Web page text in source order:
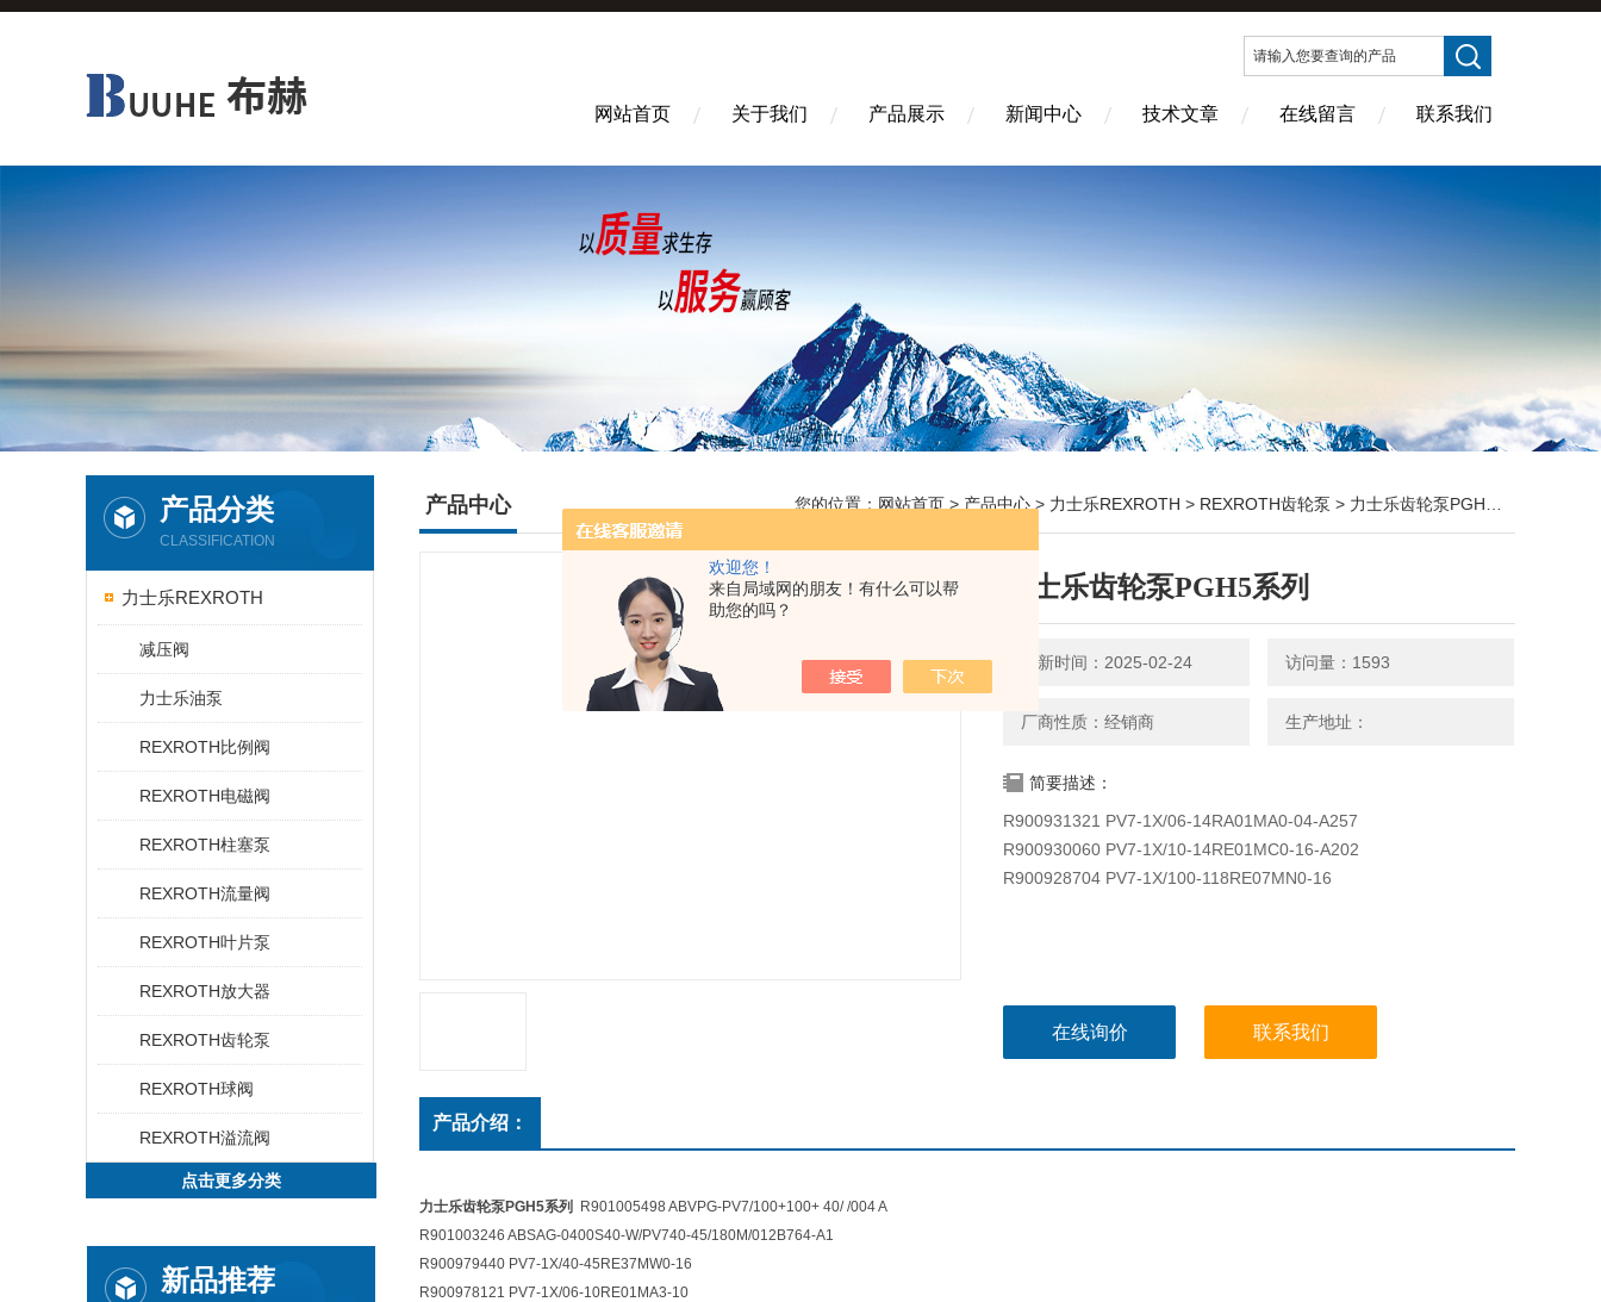
欢迎您！
来自局域网的朋友！有什么可以帮
助您的吗？
网站首页 关于我们 产品展示 新闻中心 技术文章 在线留言 联系我们
产品分类
CLASSIFICATION
力士乐REXROTH
减压阀
力士乐油泵
REXROTH比例阀
REXROTH电磁阀
REXROTH柱塞泵
REXROTH流量阀
REXROTH叶片泵
REXROTH放大器
REXROTH齿轮泵
REXROTH球阀
REXROTH溢流阀
点击更多分类
新品推荐
产品中心 您的位置： 网站首页 > 产品中心 > 力士乐REXROTH > REXROTH齿轮泵 > 力士乐齿轮泵PGH5系列
力士乐齿轮泵PGH5系列
更新时间：2025-02-24 访问量：1593
厂商性质：经销商 生产地址：
简要描述：
R900931321 PV7-1X/06-14RA01MA0-04-A257
R900930060 PV7-1X/10-14RE01MC0-16-A202
R900928704 PV7-1X/100-118RE07MN0-16
在线询价 联系我们
产品介绍：
力士乐齿轮泵PGH5系列
R901005498 ABVPG-PV7/100+100+ 40/ /004 A
R901003246 ABSAG-0400S40-W/PV740-45/180M/012B764-A1
R900979440 PV7-1X/40-45RE37MW0-16
R900978121 PV7-1X/06-10RE01MA3-10